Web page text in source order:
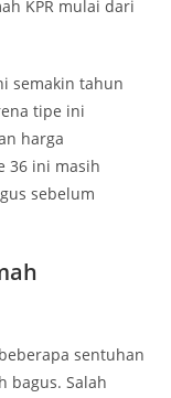
KPR mulai dari
semakin tahun
tipe ini
harga
36 ini masih
sebelum
sentuhan
bagus. Salah